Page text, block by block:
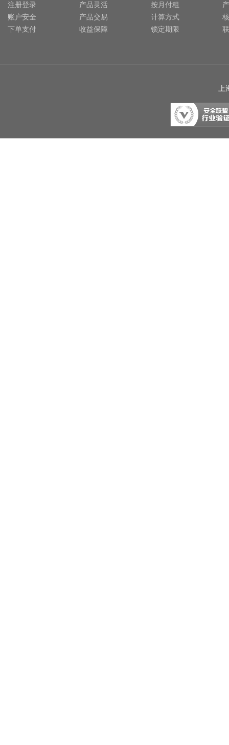
注册登录
账户安全
下单支付
产品灵活
产品交易
收益保障
按月付租
计算方式
锁定期限